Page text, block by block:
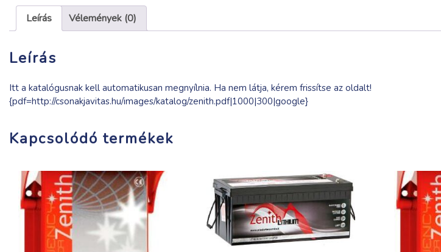
Leírás Vélemények (0)
Leírás
Itt a katalógusnak kell automatikusan megnyílnia. Ha nem látja, kérem frissítse az oldalt!
{pdf=http://csonakjavitas.hu/images/katalog/zenith.pdf|1000|300|google}
Kapcsolódó termékek